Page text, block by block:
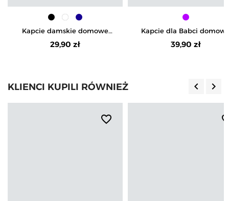
Kapcie damskie domowe
zdobione kokardką z
antypoślizgową podeszwą
29,90 zł
Kapcie dla Babci
ocieplane z kwiatowym
wzorem
39,90 zł
KLIENCI KUPILI RÓWNIEŻ keyboard_arrow_left keyboard_arrow_right
favorite_border